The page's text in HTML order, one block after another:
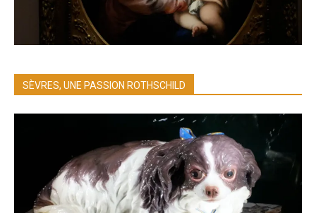
SÈVRES, UNE PASSION ROTHSCHILD